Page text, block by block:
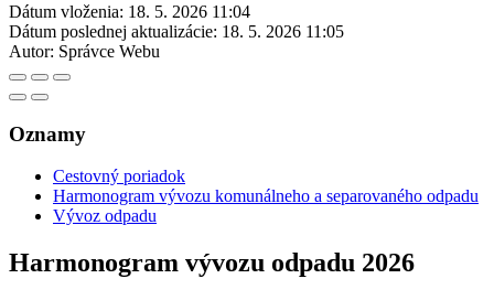
Dátum vloženia: 18. 5. 2026 11:04
Dátum poslednej aktualizácie: 18. 5. 2026 11:05
Autor: Správce Webu
Oznamy
Cestovný poriadok
Harmonogram vývozu komunálneho a separovaného odpadu
Vývoz odpadu
Harmonogram vývozu odpadu 2026